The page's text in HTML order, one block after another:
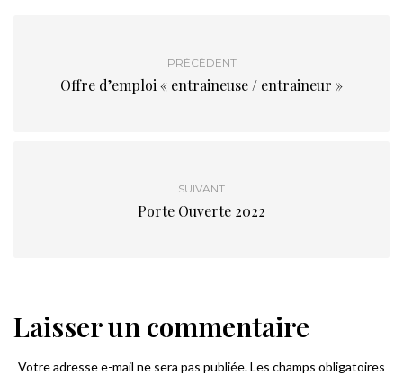
PRÉCÉDENT
Offre d’emploi « entraineuse / entraineur »
SUIVANT
Porte Ouverte 2022
Laisser un commentaire
Votre adresse e-mail ne sera pas publiée.Les champs obligatoires